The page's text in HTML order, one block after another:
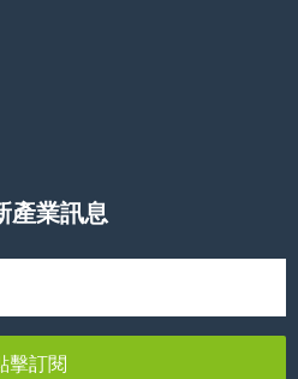
產業訊息
擊訂閱